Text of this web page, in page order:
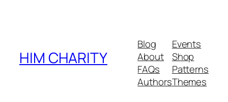
HIM CHARITY
Blog
About
FAQs
Authors
Events
Shop
Patterns
Themes